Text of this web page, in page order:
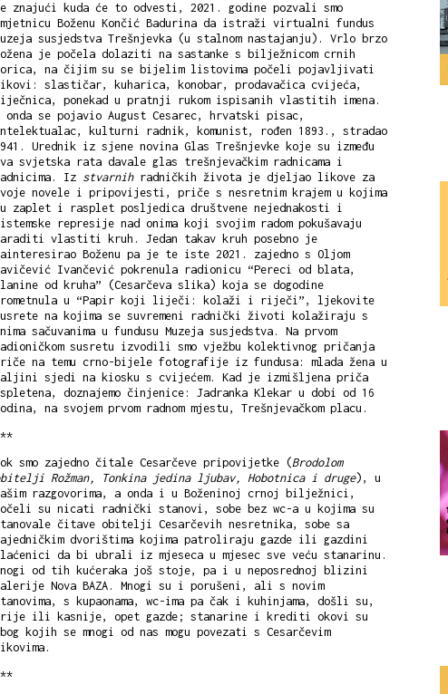
znajući kuda će to odvesti, 2021. godine pozvali smo
Boženu Končić Badurina da istraži virtualni fundus
susjedstva Trešnjevka (u stalnom nastajanju). Vrlo brzo
je počela dolaziti na sastanke s bilježnicom crnih
na čijim su se bijelim listovima počeli pojavljivati
slastičar, kuharica, konobar, prodavačica cvijeća,
ponekad u pratnji rukom ispisanih vlastitih imena.
onda se pojavio August Cesarec, hrvatski pisac,
kulturni radnik, komunist, rođen 1893., stradao
Urednik iz sjene novina Glas Trešnjevke koje su između
svjetska rata davale glas trešnjevačkim radnicama i
Iz stvarnihradničkih života je djeljao likove za
novele i pripovijesti, priče s nesretnim krajem u kojima
zaplet i rasplet posljedica društvene nejednakosti i
represije nad onima koji svojim radom pokušavaju
vlastiti kruh. Jedan takav kruh posebno je
Boženu pa je te iste 2021. zajedno s Oljom
Ivančević pokrenula radionicu “Pereci od blata,
od kruha” (Cesarčeva slika) koja se dogodine
u “Papir koji liječi: kolaži i riječi”, ljekovite
na kojima se suvremeni radnički životi kolažiraju s
sačuvanima u fundusu Muzeja susjedstva. Na prvom
susretu izvodili smo vježbu kolektivnog pričanja
na temu crno-bijele fotografije iz fundusa: mlada žena u
sjedi na kiosku s cvijećem. Kad je izmišljena priča
doznajemo činjenice: Jadranka Klekar u dobi od 16
na svojem prvom radnom mjestu, Trešnjevačkom placu.
smo zajedno čitale Cesarčeve pripovijetke (Brodolom
Rožman, Tonkina jedina ljubav, Hobotnica i druge), u
razgovorima, a onda i u Boženinoj crnoj bilježnici,
su nicati radnički stanovi, sobe bez wc-a u kojima su
čitave obitelji Cesarčevih nesretnika, sobe sa
dvorištima kojima patroliraju gazde ili gazdini
da bi ubrali iz mjeseca u mjesec sve veću stanarinu.
od tih kućeraka još stoje, pa i u neposrednoj blizini
Nova BAZA. Mnogi su i porušeni, ali s novim
s kupaonama, wc-ima pa čak i kuhinjama, došli su,
ili kasnije, opet gazde; stanarine i krediti okovi su
kojih se mnogi od nas mogu povezati s Cesarčevim